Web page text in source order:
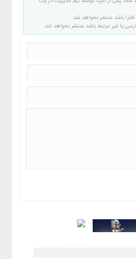
باشد منتشر نخواهد شد.
یا غیر مرتبط باشد منتشر نخواهد شد.